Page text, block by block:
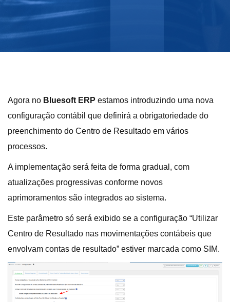
Agora no Bluesoft ERP estamos introduzindo uma nova
configuração contábil que definirá a obrigatoriedade do
preenchimento do Centro de Resultado em vários
processos.
A implementação será feita de forma gradual, com
atualizações progressivas conforme novos
aprimoramentos são integrados ao sistema.
Este parâmetro só será exibido se a configuração “Utilizar
Centro de Resultado nas movimentações contábeis que
envolvam contas de resultado” estiver marcada como SIM.